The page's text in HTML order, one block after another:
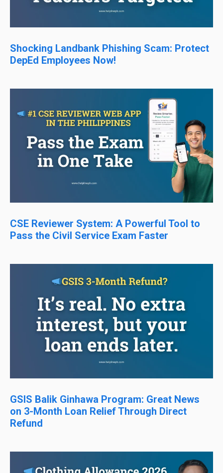
Shocking Landbank Phishing Scam: Protect
DepEd Employees Now!
CSE Reviewer System: A Powerful Tool to
Pass the Civil Service Exam Faster
GSIS Balik Ginhawa Program: Great News
on 3-Month Loan Relief Through Direct
Refund